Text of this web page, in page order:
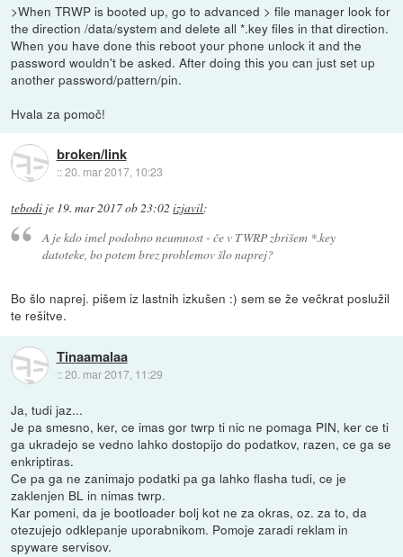
>When TRWP is booted up, go to advanced > file manager look for
the direction /data/system and delete all *.key files in that direction.
When you have done this reboot your phone unlock it and the
password wouldn't be asked. After doing this you can just set up
another password/pattern/pin.
Hvala za pomoč!
broken/link
::20. mar 2017, 10:23
tebodi je 19. mar 2017 ob 23:02 izjavil:
A je kdo imel podobno neumnost - če v TWRP zbrišem *.key
datoteke, bo potem brez problemov šlo naprej?
Bo šlo naprej. pišem iz lastnih izkušen :) sem se že večkrat poslužil
te rešitve.
Tinaamalaa
::20. mar 2017, 11:29
Ja, tudi jaz...
Je pa smesno, ker, ce imas gor twrp ti nic ne pomaga PIN, ker ce ti
ga ukradejo se vedno lahko dostopijo do podatkov, razen, ce ga se
enkriptiras.
Ce pa ga ne zanimajo podatki pa ga lahko flasha tudi, ce je
zaklenjen BL in nimas twrp.
Kar pomeni, da je bootloader bolj kot ne za okras, oz. za to, da
otezujejo odklepanje uporabnikom. Pomoje zaradi reklam in
spyware servisov.